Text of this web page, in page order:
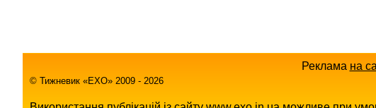
Реклама на
© Тижневик «EХO» 2009 - 2026